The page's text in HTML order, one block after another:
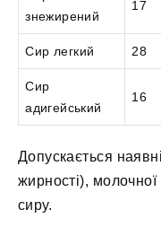
знежирений
17
Сир легкий 28
Сир
адигейський
16
Допускається
жирності),
сиру.